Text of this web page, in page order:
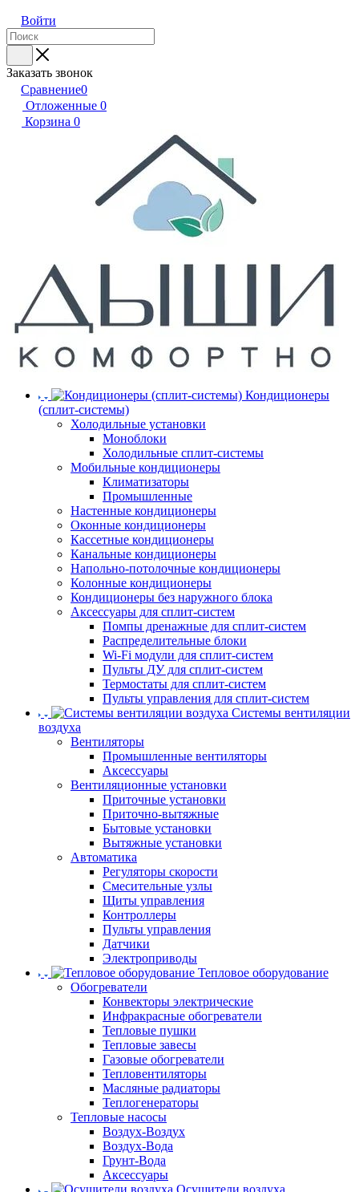
Войти
Заказать звонок
Сравнение0
Отложенные 0
Корзина 0
Кондиционеры
(сплит-системы)
Холодильные установки
Моноблоки
Холодильные сплит-системы
Мобильные кондиционеры
Климатизаторы
Промышленные
Настенные кондиционеры
Оконные кондиционеры
Кассетные кондиционеры
Канальные кондиционеры
Напольно-потолочные кондиционеры
Колонные кондиционеры
Кондиционеры без наружного блока
Аксессуары для сплит-систем
Помпы дренажные для сплит-систем
Распределительные блоки
Wi-Fi модули для сплит-систем
Пульты ДУ для сплит-систем
Термостаты для сплит-систем
Пульты управления для сплит-систем
Системы вентиляции
воздуха
Вентиляторы
Промышленные вентиляторы
Аксессуары
Вентиляционные установки
Приточные установки
Приточно-вытяжные
Бытовые установки
Вытяжные установки
Автоматика
Регуляторы скорости
Смесительные узлы
Щиты управления
Контроллеры
Пульты управления
Датчики
Электроприводы
Тепловое оборудование
Обогреватели
Конвекторы электрические
Инфракрасные обогреватели
Тепловые пушки
Тепловые завесы
Газовые обогреватели
Тепловентиляторы
Масляные радиаторы
Теплогенераторы
Тепловые насосы
Воздух-Воздух
Воздух-Вода
Грунт-Вода
Аксессуары
Осушители воздуха